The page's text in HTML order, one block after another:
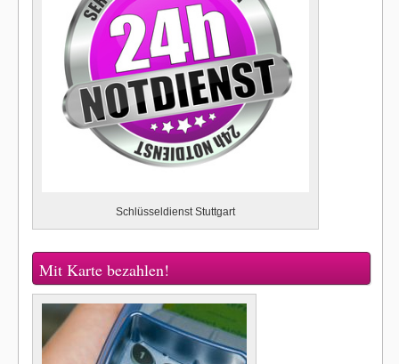
Schlüsseldienst Stuttgart
Mit Karte bezahlen!